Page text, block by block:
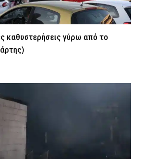
στα μισθωτήρια – Ποιοι χάνουν
κτίριο στο
ζημιές (βίντεο)
07:35
σήμερα Παρασκευή 7 Αυγούστου
07:26
Αττική: Προφυλακίστηκαν ο
και ο ιδιοκτήτης του αιολικού
καθυστερήσεις γύρω από το